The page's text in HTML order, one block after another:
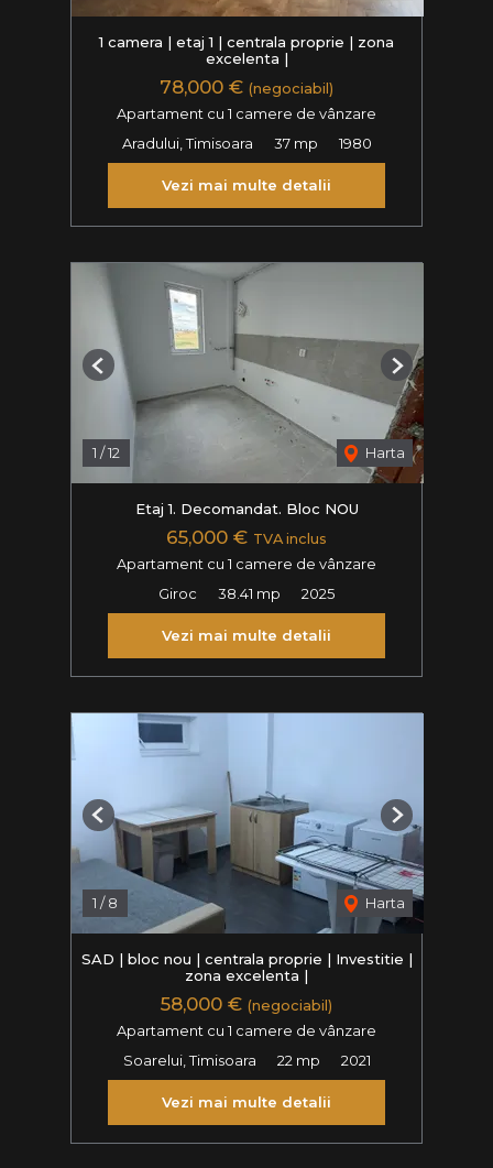
1 camera | etaj 1 | centrala proprie | zona
excelenta |
78,000 € (negociabil)
Apartament cu 1 camere de vânzare
Aradului, Timisoara
37 mp 1980
Vezi mai multe detalii
1 /12 Harta
Previous Next
Etaj 1. Decomandat. Bloc NOU
65,000 € TVA inclus
Apartament cu 1 camere de vânzare
Giroc
38.41 mp 2025
Vezi mai multe detalii
1 /8 Harta
Previous Next
SAD | bloc nou | centrala proprie | Investitie |
zona excelenta |
58,000 € (negociabil)
Apartament cu 1 camere de vânzare
Soarelui, Timisoara
22 mp 2021
Vezi mai multe detalii